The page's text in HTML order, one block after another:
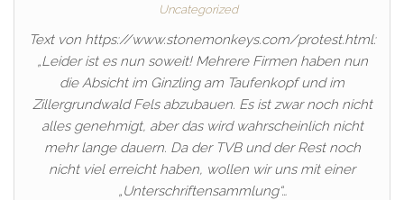
Uncategorized
Text von https://www.stonemonkeys.com/protest.html:
„Leider ist es nun soweit! Mehrere Firmen haben nun
die Absicht im Ginzling am Taufenkopf und im
Zillergrundwald Fels abzubauen. Es ist zwar noch nicht
alles genehmigt, aber das wird wahrscheinlich nicht
mehr lange dauern. Da der TVB und der Rest noch
nicht viel erreicht haben, wollen wir uns mit einer
„Unterschriftensammlung“…